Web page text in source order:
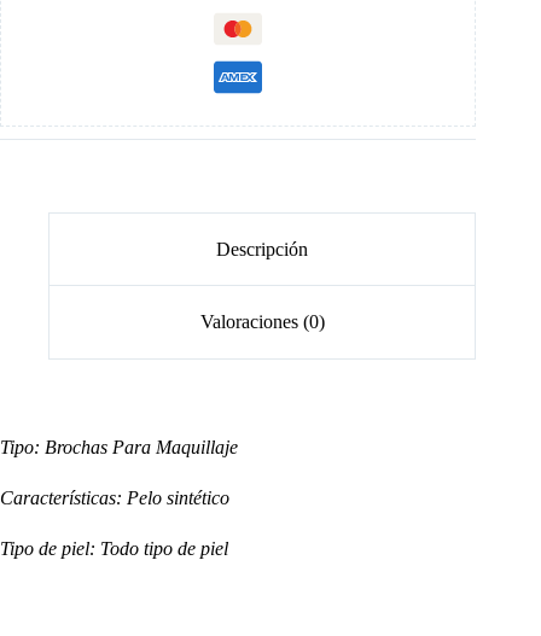
Descripción
Valoraciones (0)
Tipo: Brochas Para Maquillaje
Características: Pelo sintético
Tipo de piel: Todo tipo de piel